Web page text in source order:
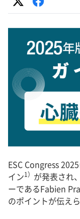
ESC Congress
イン1） が発表され
ーであるFabien
のポイントが伝えら